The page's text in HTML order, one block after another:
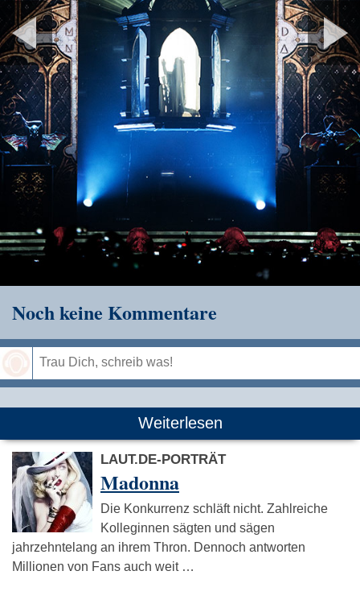
Noch keine Kommentare
Weiterlesen
LAUT.DE-PORTRÄT
Madonna
Die Konkurrenz schläft nicht. Zahlreiche
Kolleginnen sägten und sägen
jahrzehntelang an ihrem Thron. Dennoch antworten
Millionen von Fans auch weit …